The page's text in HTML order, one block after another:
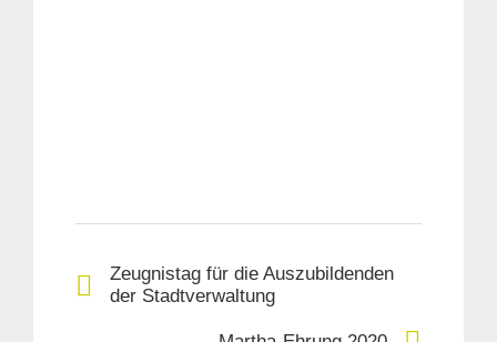
Zeugnistag für die Auszubildenden
der Stadtverwaltung